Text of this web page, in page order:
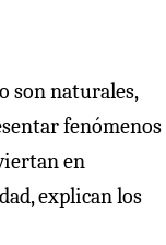
son naturales,
fenómenos
en
explican los